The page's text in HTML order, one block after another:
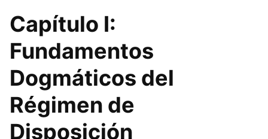
Capítulo I:
Fundamentos
Dogmáticos del
Régimen de
Disposición